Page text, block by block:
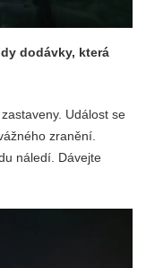
dodávky, která
Událost se
zranění.
náledí. Dávejte